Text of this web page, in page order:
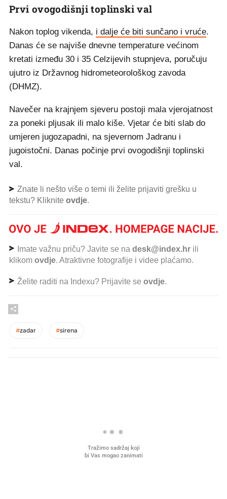
Prvi ovogodišnji toplinski val
Nakon toplog vikenda, i dalje će biti sunčano i vruće.
Danas će se najviše dnevne temperature većinom
kretati između 30 i 35 Celzijevih stupnjeva, poručuju
ujutro iz Državnog hidrometeorološkog zavoda
(DHMZ).
Navečer na krajnjem sjeveru postoji mala vjerojatnost
za poneki pljusak ili malo kiše. Vjetar će biti slab do
umjeren jugozapadni, na sjevernom Jadranu i
jugoistočni. Danas počinje prvi ovogodišnji toplinski
val.
Znate li nešto više o temi ili želite prijaviti grešku u
tekstu? Kliknite ovdje.
Imate važnu priču? Javite se na desk@index.hr ili
klikom ovdje. Atraktivne fotografije i videe plaćamo.
Želite raditi na Indexu? Prijavite se ovdje.
#zadar #sirena